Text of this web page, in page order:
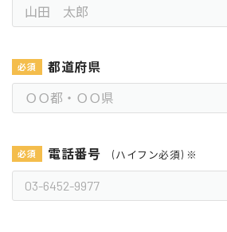
都道府県
電話番号 (ハイフン必須) ※